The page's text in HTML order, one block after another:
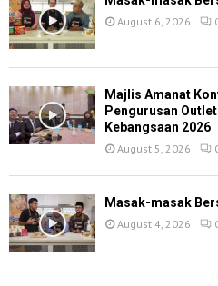
August 6, 2026
Majlis Amanat
Pengurusan
Kebangsaan 2026
August 5, 2026
Masak-masak
August 4, 2026